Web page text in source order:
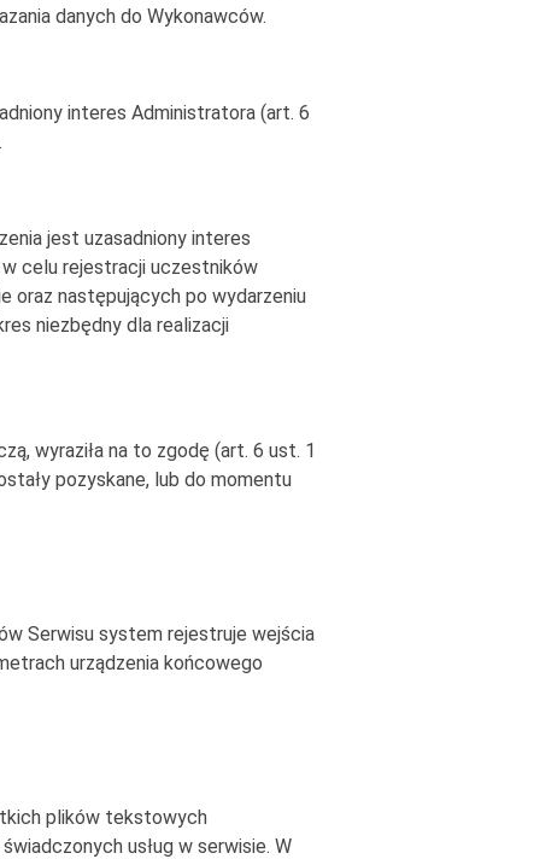
danych do Wykonawców.
interes Administratora (art. 6
jest uzasadniony interes
celu rejestracji uczestników
oraz następujących po wydarzeniu
niezbędny dla realizacji
wyraziła na to zgodę (art. 6 ust. 1
pozyskane, lub do momentu
Serwisu system rejestruje wejścia
urządzenia końcowego
plików tekstowych
usług w serwisie. W